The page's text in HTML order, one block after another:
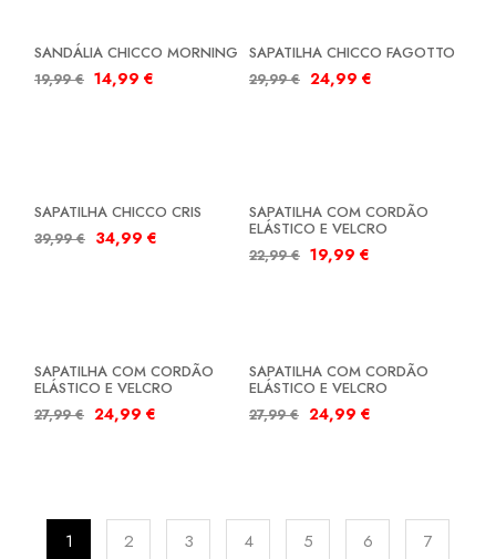
SANDÁLIA CHICCO MORNING
19,99€ 14,99 €
SAPATILHA CHICCO FAGOTTO
29,99€ 24,99 €
SAPATILHA CHICCO CRIS
39,99€ 34,99 €
SAPATILHA COM CORDÃO
ELÁSTICO E VELCRO
22,99€ 19,99 €
SAPATILHA COM CORDÃO
ELÁSTICO E VELCRO
27,99€ 24,99 €
SAPATILHA COM CORDÃO
ELÁSTICO E VELCRO
27,99€ 24,99 €
1 2 3 4 5 6 7